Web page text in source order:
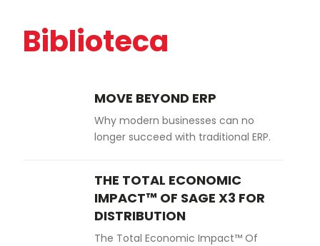
Biblioteca
MOVE BEYOND ERP
Why modern businesses can no
longer succeed with traditional ERP.
THE TOTAL ECONOMIC
IMPACT™ OF SAGE X3 FOR
DISTRIBUTION
The Total Economic Impact™ Of